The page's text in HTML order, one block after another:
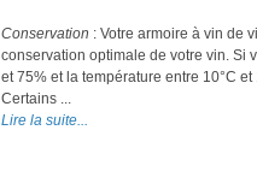
Conservation : Votre armoire à vin de
conservation optimale de votre vin. Si
et 75% et la température entre 10°C
Certains ...
Lire la suite...